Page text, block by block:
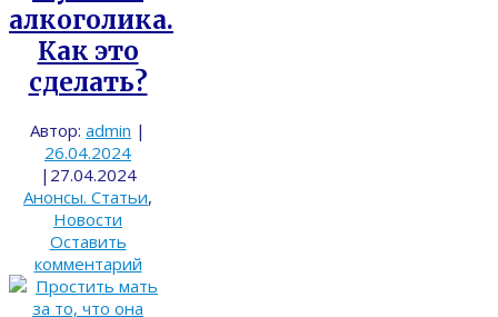
алкоголика.
Как это
сделать?
Автор: admin |
26.04.2024
| 27.04.2024
Анонсы. Статьи,
Новости
Оставить
комментарий